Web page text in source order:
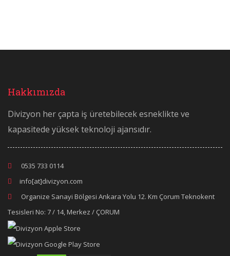
Hakkımızda
Divizyon her çapta iş üretebilecek esneklikte ve
kapasitede yüksek teknoloji ajansıdır.
0535 733 0114
info[at]divizyon.com
Organize Sanayi Bölgesi Ankara Yolu 12. Km Çorum Teknokent
Tesisleri No: 7 / 14, Merkez / ÇORUM